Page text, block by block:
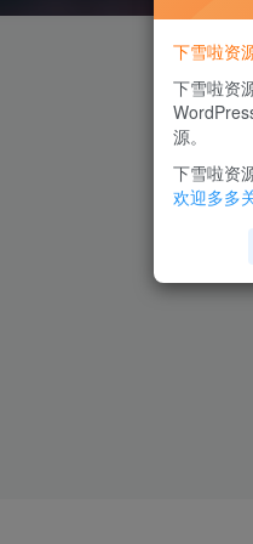
下雪啦资
下雪啦资
源。
下雪啦资
欢迎多多